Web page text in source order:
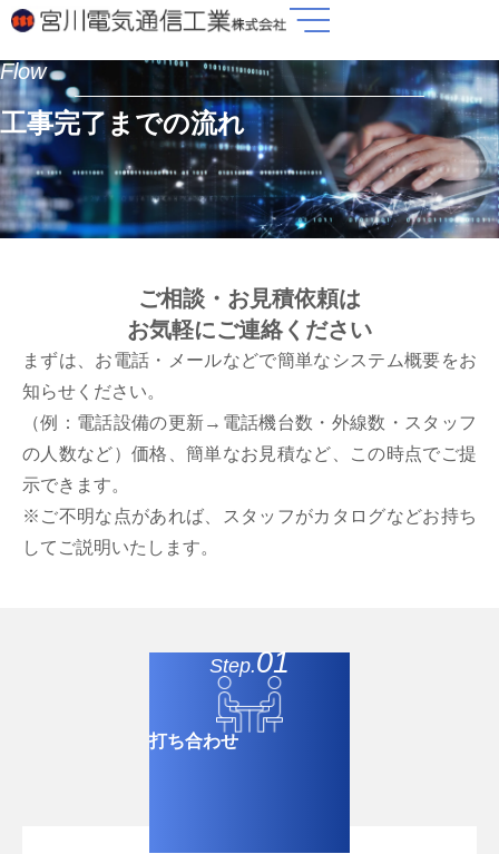
内
を
ス
キ
ッ
プ
Flow
工事完了までの流れ
ご相談・お見積依頼は
お気軽にご連絡ください
まずは、お電話・メールなどで簡単なシステム概要をお
知らせください。
（例：電話設備の更新→電話機台数・外線数・スタッフ
の人数など）価格、簡単なお見積など、この時点でご提
示できます。
※ご不明な点があれば、スタッフがカタログなどお持ち
してご説明いたします。
Step.01
打ち合わせ